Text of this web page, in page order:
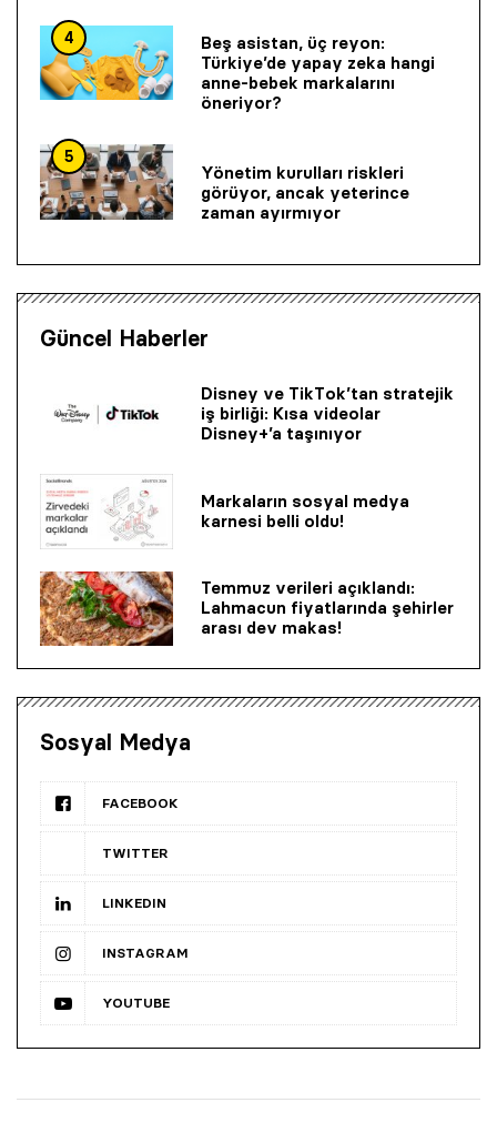
4
Beş asistan, üç reyon:
Türkiye’de yapay zeka hangi
anne-bebek markalarını
öneriyor?
5
Yönetim kurulları riskleri
görüyor, ancak yeterince
zaman ayırmıyor
Güncel Haberler
Disney ve TikTok’tan stratejik
iş birliği: Kısa videolar
Disney+’a taşınıyor
Markaların sosyal medya
karnesi belli oldu!
Temmuz verileri açıklandı:
Lahmacun fiyatlarında şehirler
arası dev makas!
Sosyal Medya
FACEBOOK
TWITTER
LINKEDIN
INSTAGRAM
YOUTUBE